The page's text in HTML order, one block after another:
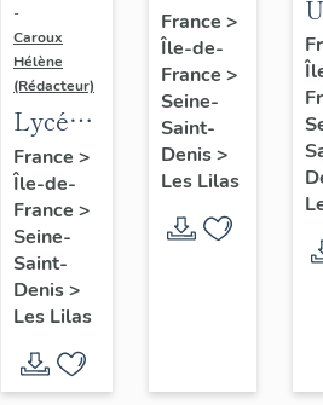
-
Caroux
Hélène
(Rédacteur)
Lycée
Paul-
Robert
France >
Île-de-
France >
Seine-
Saint-
Denis>
Les Lilas
Tournesol,
actuellement
piscine
Raymond-
France >
Île-de-
France >
Seine-
Saint-
Denis>
Les Lilas